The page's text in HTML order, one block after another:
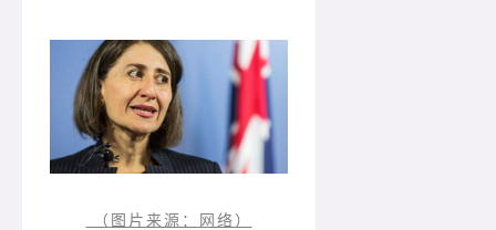
（图片来源：网络）